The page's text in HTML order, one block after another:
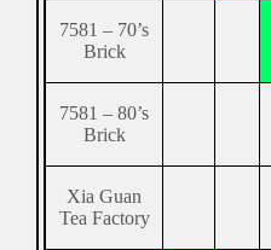
7581 – 70’s
Brick
7581 – 80’s
Brick
Xia Guan
Tea Factory